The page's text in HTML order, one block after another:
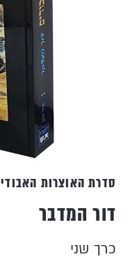
סדרת האוצרות
דור המדבר
כרך שני